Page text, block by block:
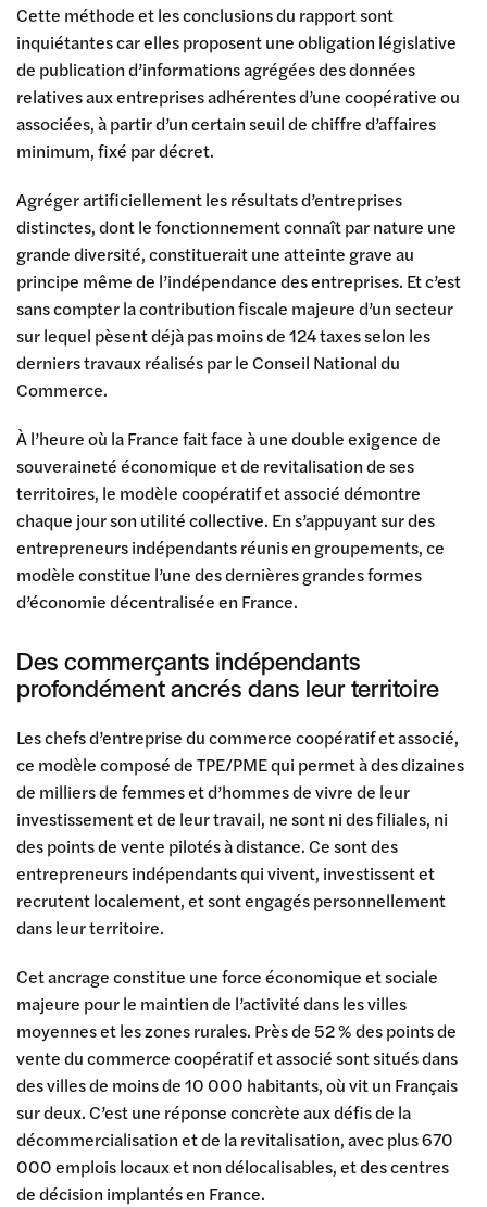
Cette méthode et les conclusions du rapport sont
inquiétantes car elles proposent une obligation législative
de publication d’informations agrégées des données
relatives aux entreprises adhérentes d’une coopérative ou
associées, à partir d’un certain seuil de chiffre d’affaires
minimum, fixé par décret.
Agréger artificiellement les résultats d’entreprises
distinctes, dont le fonctionnement connaît par nature une
grande diversité, constituerait une atteinte grave au
principe même de l’indépendance des entreprises. Et c’est
sans compter la contribution fiscale majeure d’un secteur
sur lequel pèsent déjà pas moins de 124 taxes selon les
derniers travaux réalisés par le Conseil National du
Commerce.
À l’heure où la France fait face à une double exigence de
souveraineté économique et de revitalisation de ses
territoires, le modèle coopératif et associé démontre
chaque jour son utilité collective. En s’appuyant sur des
entrepreneurs indépendants réunis en groupements, ce
modèle constitue l’une des dernières grandes formes
d’économie décentralisée en France.
Des commerçants indépendants
profondément ancrés dans leur territoire
Les chefs d’entreprise du commerce coopératif et associé,
ce modèle composé de TPE/PME qui permet à des dizaines
de milliers de femmes et d’hommes de vivre de leur
investissement et de leur travail, ne sont ni des filiales, ni
des points de vente pilotés à distance. Ce sont des
entrepreneurs indépendants qui vivent, investissent et
recrutent localement, et sont engagés personnellement
dans leur territoire.
Cet ancrage constitue une force économique et sociale
majeure pour le maintien de l’activité dans les villes
moyennes et les zones rurales. Près de 52 % des points de
vente du commerce coopératif et associé sont situés dans
des villes de moins de 10 000 habitants, où vit un Français
sur deux. C’est une réponse concrète aux défis de la
décommercialisation et de la revitalisation, avec plus 670
000 emplois locaux et non délocalisables, et des centres
de décision implantés en France.